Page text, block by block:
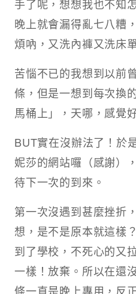
手了呢，想想我也不知
晚上就會漏得亂七八糟
煩吶，又洗內褲又洗床
苦惱不已的我想到以前
條，但是一想到每次換
馬桶上」，天哪，感覺
BUT實在沒辦法了！於
妮莎的網站囉（感謝）
待下一次的到來。
第一次沒遇到甚麼挫折
想，是不是原本就這樣
到了學校，不死心的又
一樣！放棄。所以在還
條一直是晚上專用，反